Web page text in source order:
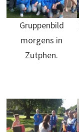
Gruppenbild
morgens in
Zutphen.